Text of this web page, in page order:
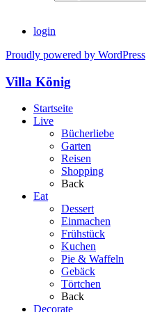
login
Proudly powered by WordPress
Villa König
Startseite
Live
Bücherliebe
Garten
Reisen
Shopping
Back
Eat
Dessert
Einmachen
Frühstück
Kuchen
Pie & Waffeln
Gebäck
Törtchen
Back
Decorate